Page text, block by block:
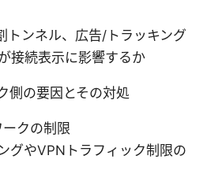
トンネル、広告/トラッキング
接続表示に影響するか
側の要因とその対処
クの制限
グやVPNトラフィック制限の